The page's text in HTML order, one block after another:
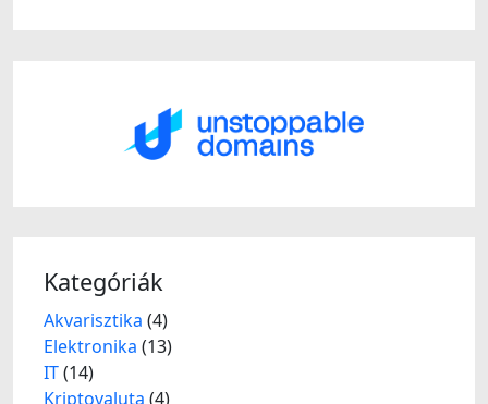
Kategóriák
Akvarisztika (4)
Elektronika (13)
IT(14)
Kriptovaluta (4)